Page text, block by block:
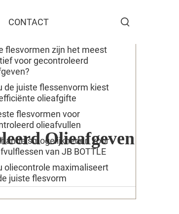
CONTACT
Olieafgeven
flesvormen zijn het meest
voor gecontroleerd
de juiste flessenvorm kiest
olieafgifte
flesvormen voor
olieafvullen
voor
van JB BOTTLE
oliecontrole maximaliseert
juiste flesvorm